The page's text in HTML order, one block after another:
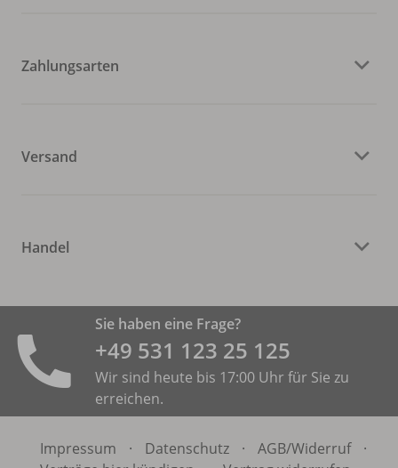
Zahlungsarten
Versand
Handel
Sie haben eine Frage?
+49 531 ­123 25 125
Wir sind heute bis 17:00 Uhr für Sie zu
erreichen.
Impressum · Datenschutz · AGB/Widerruf
·